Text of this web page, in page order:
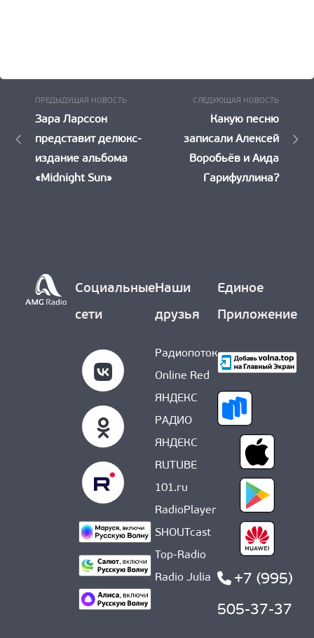
Навигация
записям
ПРЕДЫДУЩАЯ НОВОСТЬПредыдущая
Зара Ларссон
представит делюкс-
издание альбома
«Midnight Sun»
СЛЕДУЮЩАЯ НОВОСТЬ
Какую песню
записали Алексей
Воробьёв и Аида
Гарифуллина?
Социальные
сети
Наши
друзья
Радиопоток
Online Red
ЯНДЕКС
РАДИО
ЯНДЕКС
RUTUBE
101.ru
RadioPlayer
SHOUTcast
Top-Radio
Radio Julia
Единое
Приложение
+7 (995)
505-37-37